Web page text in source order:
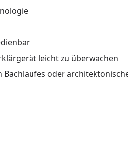
leicht zu überwachen
oder